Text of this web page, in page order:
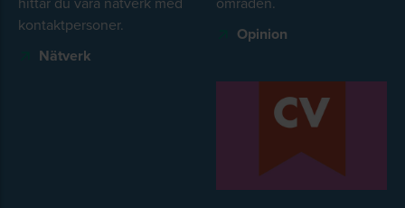
kontaktpersoner.
Nätverk
Opinion